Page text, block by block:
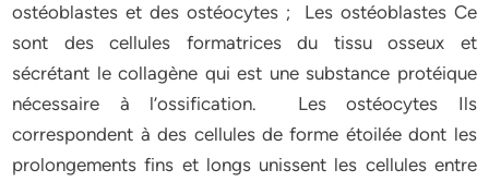
ostéoblastes et des ostéocytes ; Les ostéoblastes Ce
sont des cellules formatrices du tissu osseux et
sécrétant le collagène qui est une substance protéique
nécessaire à l’ossification. Les ostéocytes Ils
correspondent à des cellules de forme étoilée dont les
prolongements fins et longs unissent les cellules entre